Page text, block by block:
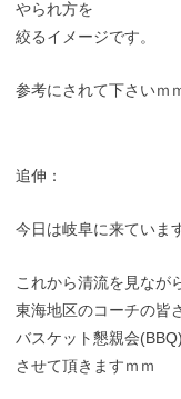
やられ方を
絞るイメージです。
参考にされて下さいｍ
追伸：
今日は岐阜に来ていま
これから清流を見なが
東海地区のコーチの皆
バスケット懇親会
させて頂きますｍｍ